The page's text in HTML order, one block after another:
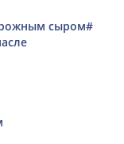
сыром#